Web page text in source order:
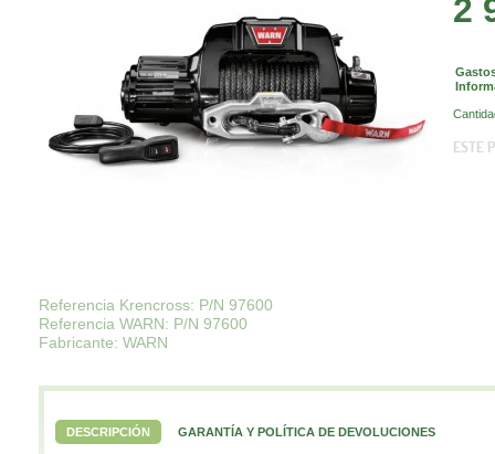
Referencia Krencross: P/N 97600
Referencia WARN: P/N 97600
Fabricante: WARN
2
ESTE
DESCRIPCIÓN GARANTÍA Y POLÍTICA DE DEVOLUCIONES